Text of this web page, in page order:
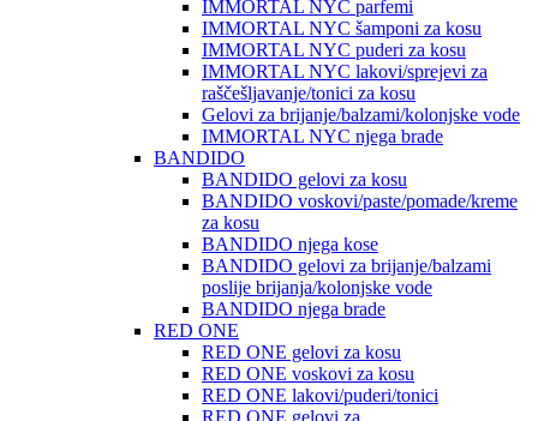
IMMORTAL NYC parfemi
IMMORTAL NYC šamponi za kosu
IMMORTAL NYC puderi za kosu
IMMORTAL NYC lakovi/sprejevi za
raščešljavanje/tonici za kosu
Gelovi za brijanje/balzami/kolonjske vode
IMMORTAL NYC njega brade
BANDIDO
BANDIDO gelovi za kosu
BANDIDO voskovi/paste/pomade/kreme
za kosu
BANDIDO njega kose
BANDIDO gelovi za brijanje/balzami
poslije brijanja/kolonjske vode
BANDIDO njega brade
RED ONE
RED ONE gelovi za kosu
RED ONE voskovi za kosu
RED ONE lakovi/puderi/tonici
RED ONE gelovi za